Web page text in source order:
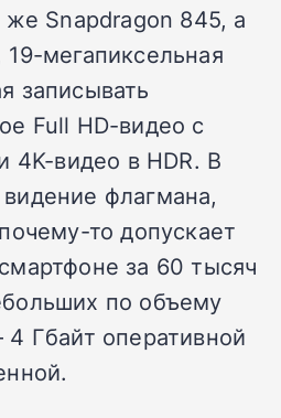
же Snapdragon 845, а
мегапиксельная
записывать
Full HD-видео с
4K-видео в HDR. В
флагмана,
то допускает
за 60 тысяч
по объему
Гбайт оперативной